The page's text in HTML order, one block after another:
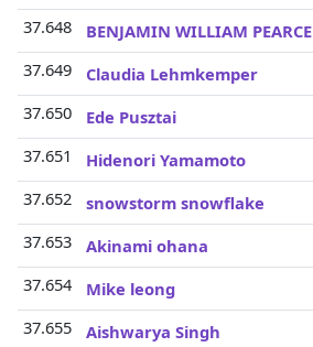
37.648
BENJAMIN WILLIAM PEARCE
37.649
Claudia Lehmkemper
37.650
Ede Pusztai
37.651
Hidenori Yamamoto
37.652
snowstorm snowflake
37.653
Akinami ohana
37.654
Mike leong
37.655
Aishwarya Singh